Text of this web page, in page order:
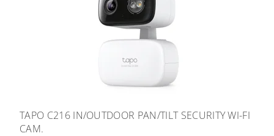
TAPO C216 IN/OUTDOOR PAN/TILT SECURITY WI-FI
CAM.